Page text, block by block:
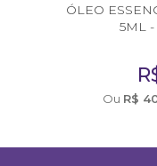
ÓLEO
5ML
Ou R$